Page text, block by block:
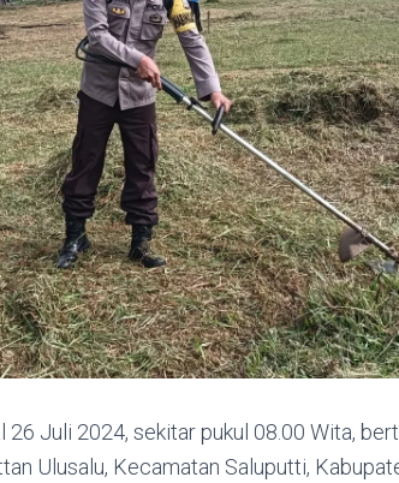
Juli 2024, sekitar pukul 08.00 Wita,
Ulusalu, Kecamatan Saluputti,